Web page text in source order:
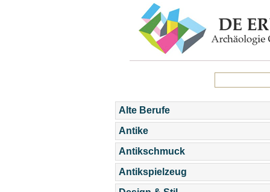
Alte Berufe
Antike
Antikschmuck
Antikspielzeug